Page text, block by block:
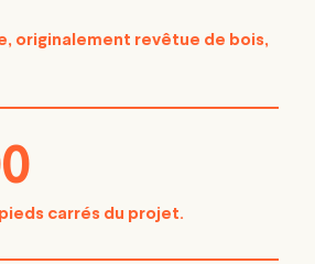
originalement revêtue de bois,
carrés du projet.